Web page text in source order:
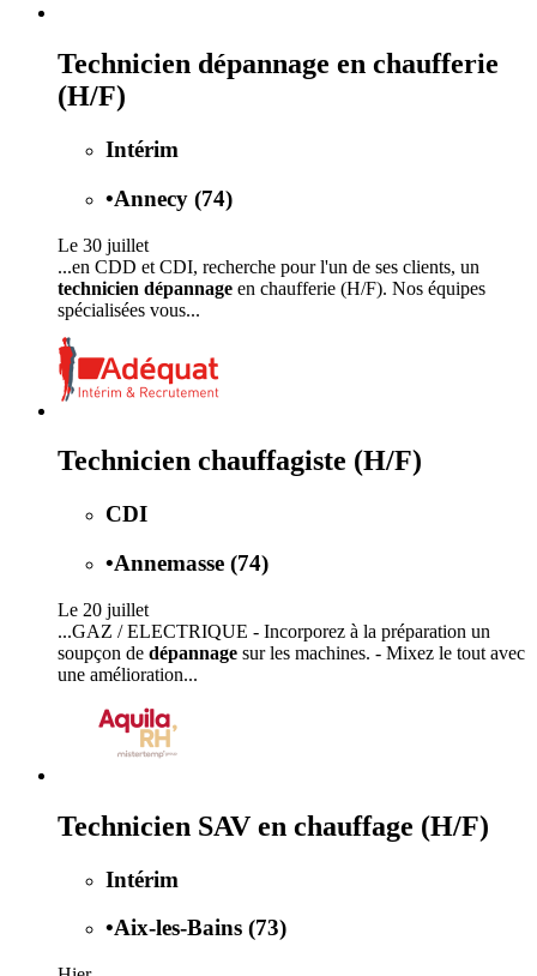
Technicien dépannage en chaufferie
(H/F)
Intérim
•Annecy (74)
Le 30 juillet
...en CDD et CDI, recherche pour l'un de ses clients, un
technicien dépannage en chaufferie (H/F). Nos équipes
spécialisées vous...
Technicien chauffagiste (H/F)
CDI
•Annemasse (74)
Le 20 juillet
...GAZ / ELECTRIQUE - Incorporez à la préparation un
soupçon de dépannage sur les machines. - Mixez le tout avec
une amélioration...
Technicien SAV en chauffage (H/F)
Intérim
•Aix-les-Bains (73)